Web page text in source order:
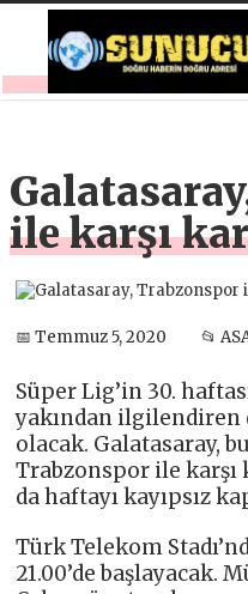
ile karşı
📅 Temmuz 5, 2020 📂
Süper Lig’in 30.
yakından ilgilendiren
olacak. Galatasaray,
Trabzonspor ile karşı
da haftayı kayıpsız
Türk Telekom
21.00’de başlayacak.